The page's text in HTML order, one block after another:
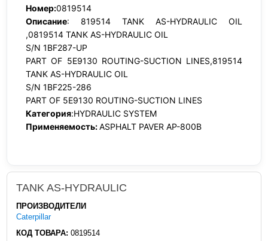
Номер:0819514
Описание: 819514 TANK AS-HYDRAULIC OIL
,0819514 TANK AS-HYDRAULIC OIL
S/N 1BF287-UP
PART OF 5E9130 ROUTING-SUCTION LINES,819514
TANK AS-HYDRAULIC OIL
S/N 1BF225-286
PART OF 5E9130 ROUTING-SUCTION LINES
Категория:HYDRAULIC SYSTEM
Применяемость:ASPHALT PAVER AP-800B
TANK AS-HYDRAULIC
ПРОИЗВОДИТЕЛИ
Caterpillar
КОД ТОВАРА: 0819514